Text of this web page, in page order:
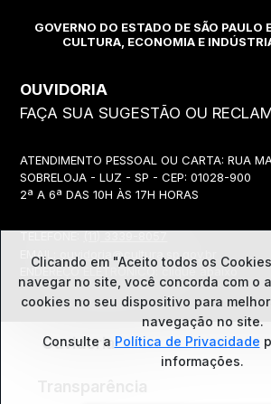
GOVERNO DO ESTADO DE SÃO PAULO
CULTURA, ECONOMIA E
OUVIDORIA
FAÇA SUA SUGESTÃO OU
ATENDIMENTO PESSOAL OU CARTA: RUA
SOBRELOJA - LUZ - SP - CEP: 01028-900
2ª A 6ª DAS 10H ÀS 17H HORAS
EMAIL:
ouvidoria@cultura.sp.gov.br
ENDEREÇO ELETRÔNICO: clique abaixo
Ouvidoria
Clicando em "Aceito todos os
navegar no site, você concorda com o
cookies no seu dispositivo para
navegação no site.
Consulte a Política de Privacidade
informações.